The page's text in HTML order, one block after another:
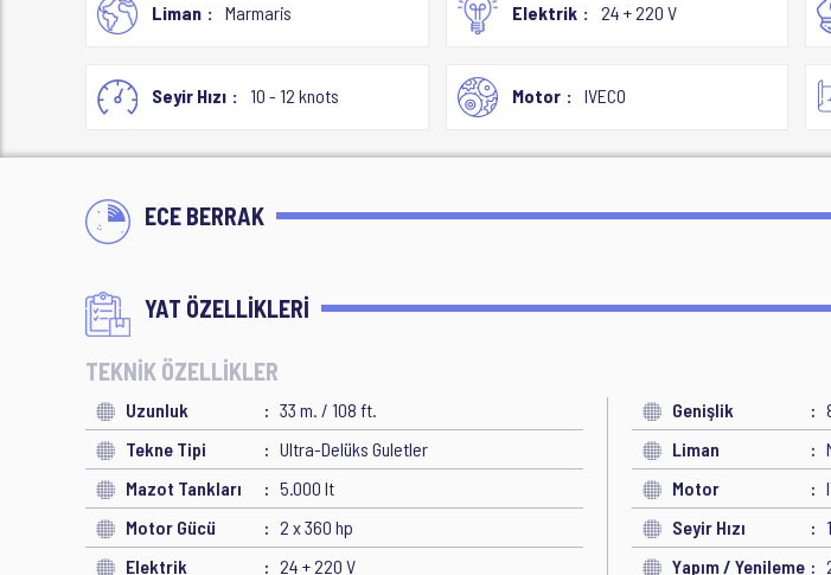
Liman Marmaris Elektrik 24 + 220 V
Seyir Hızı 10 - 12 knots Motor IVECO
ECE BERRAK
YAT ÖZELLİKLERİ
TEKNİK ÖZELLİKLER
Uzunluk 33 m. / 108 ft. Genişlik
Tekne Tipi
Ultra-Delüks Guletler Liman
Mazot Tankları
5.000 lt Motor
Motor Gücü
2 x 360 hp Seyir Hızı
Elektrik
24 + 220 V Yapım / Yenileme